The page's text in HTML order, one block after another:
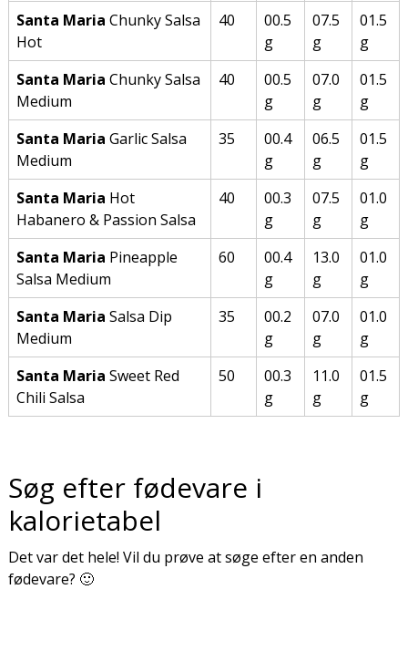
Santa Maria Chunky Salsa
Hot
40
00.5
g
07.5
g
01.5
g
Santa Maria Chunky Salsa
Medium
40
00.5
g
07.0
g
01.5
g
Santa Maria Garlic Salsa
Medium
35
00.4
g
06.5
g
01.5
g
Santa Maria Hot
Habanero & Passion Salsa
40
00.3
g
07.5
g
01.0
g
Santa Maria Pineapple
Salsa Medium
60
00.4
g
13.0
g
01.0
g
Santa Maria Salsa Dip
Medium
35
00.2
g
07.0
g
01.0
g
Santa Maria Sweet Red
Chili Salsa
50
00.3
g
11.0
g
01.5
g
Søg efter fødevare i
kalorietabel
Det var det hele! Vil du prøve at søge efter en anden
fødevare? 🙂